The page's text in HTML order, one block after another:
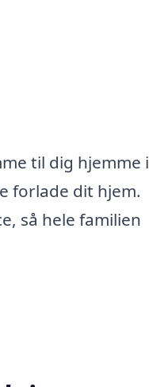
til dig hjemme i
forlade dit hjem.
så hele familien